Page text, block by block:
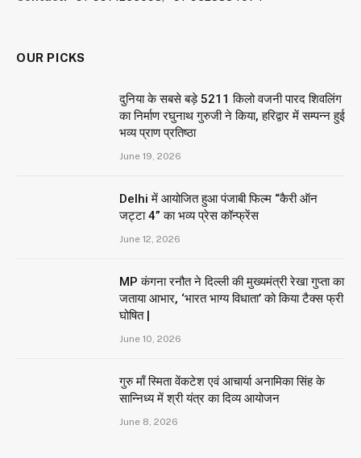
OUR PICKS
दुनिया के सबसे बड़े 5211 किलो वजनी पारद शिवलिंग
का निर्माण रघुनाथ गुरुजी ने किया, हरिद्वार में सम्पन्न हुई
भव्य प्राण प्रतिष्ठा
June 19, 2026
Delhi में आयोजित हुआ पंजाबी फिल्म “कैरी ऑन
जट्टा 4” का भव्य प्रेस कॉन्फ्रेंस
June 12, 2026
MP कंगना रनौत ने दिल्ली की मुख्यमंत्री रेखा गुप्ता का
जताया आभार, ‘भारत भाग्य विधाता’ को किया टैक्स फ्री
घोषित |
June 10, 2026
गुरु माँ स्मिता वेंकटेश एवं आचार्या अनामिका सिंह के
सान्निध्य में श्री यंत्र का दिव्य आयोजन
June 8, 2026